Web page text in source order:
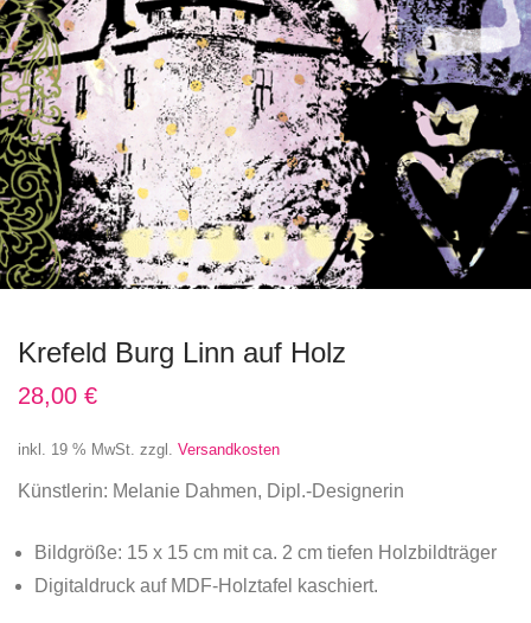
Krefeld Burg Linn auf Holz
28,00 €
inkl. 19 % MwSt. zzgl. Versandkosten
Künstlerin: Melanie Dahmen, Dipl.-Designerin
Bildgröße: 15 x 15 cm mit ca. 2 cm tiefen Holzbildträger
Digitaldruck auf MDF-Holztafel kaschiert.